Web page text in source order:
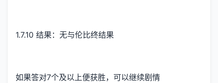
1.7.10 结果：无与伦比终结果
如果答对7个及以上便获胜，可以继续剧情